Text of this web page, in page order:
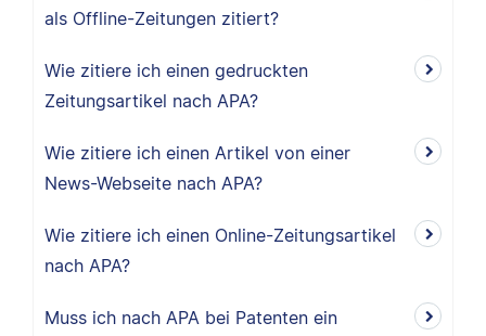
als Offline-Zeitungen zitiert?
Wie zitiere ich einen gedruckten
Zeitungsartikel nach APA?
Wie zitiere ich einen Artikel von einer
News-Webseite nach APA?
Wie zitiere ich einen Online-Zeitungsartikel
nach APA?
Muss ich nach APA bei Patenten ein